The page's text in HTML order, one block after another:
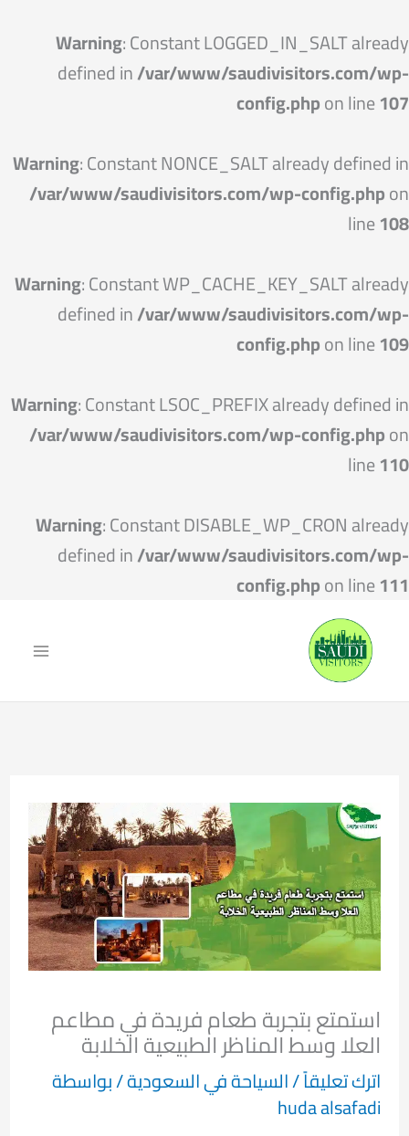
Warning: Constant LOGGED_IN_SALT already
defined in/var/www/saudivisitors.com/wp-
config.phpon line107
Warning: Constant NONCE_SALT already defined in
/var/www/saudivisitors.com/wp-config.phpon
line108
Warning: Constant WP_CACHE_KEY_SALT already
defined in/var/www/saudivisitors.com/wp-
config.phpon line109
Warning: Constant LSOC_PREFIX already defined in
/var/www/saudivisitors.com/wp-config.phpon
line110
Warning: Constant DISABLE_WP_CRON already
defined in/var/www/saudivisitors.com/wp-
config.phpon line111
استمتع بتجربة طعام فريدة في مطاعم
العلا وسط المناظر الطبيعية الخلابة
اترك تعليقاً/السياحة في السعودية/ بواسطة
huda alsafadi